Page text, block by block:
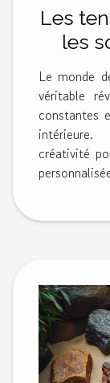
Les
les
Le monde
véritable
constantes
créativité